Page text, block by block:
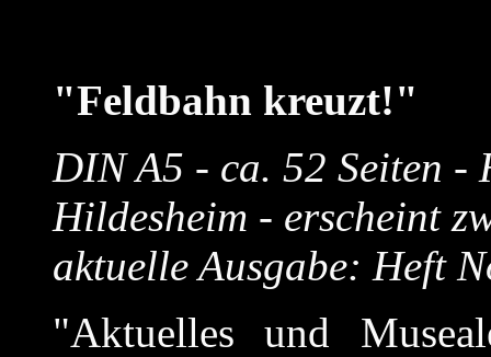
"Feldbahn kreuzt!"
DIN A5 - ca. 52 Seiten -
Hildesheim - erscheint
aktuelle Ausgabe: Heft
"Aktuelles und